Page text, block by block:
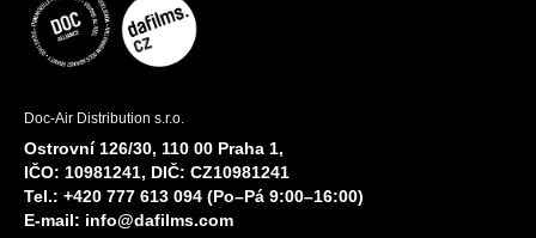
Doc-Air Distribution s.r.o.
Ostrovní 126/30, 110 00 Praha 1,
IČO: 10981241, DIČ: CZ10981241
Tel.: +420 777 613 094 (Po–Pá 9:00–16:00)
E-mail: info@dafilms.com